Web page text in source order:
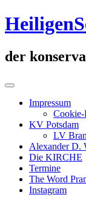
Zum
Inhalt
der
Primäres
Impressum
KV Potsdam
LV
Alexander D.
Die KIRCHE
Termine
The Word
Instagram